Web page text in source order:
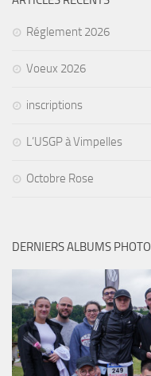
Réglement 2026
Voeux 2026
inscriptions
L’USGP à Vimpelles
Octobre Rose
DERNIERS ALBUMS PHOTO